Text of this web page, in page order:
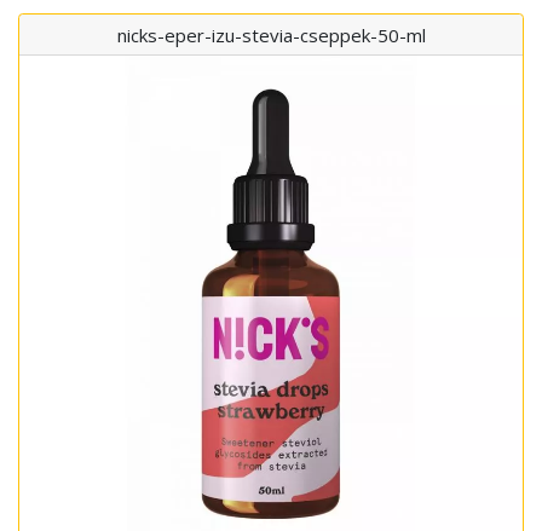
nicks-eper-izu-stevia-cseppek-50-ml